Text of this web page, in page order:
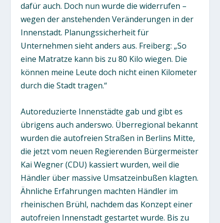
dafür auch. Doch nun wurde die widerrufen –
wegen der anstehenden Veränderungen in der
Innenstadt. Planungssicherheit für
Unternehmen sieht anders aus. Freiberg: „So
eine Matratze kann bis zu 80 Kilo wiegen. Die
können meine Leute doch nicht einen Kilometer
durch die Stadt tragen.“
Autoreduzierte Innenstädte gab und gibt es
übrigens auch anderswo. Überregional bekannt
wurden die autofreien Straßen in Berlins Mitte,
die jetzt vom neuen Regierenden Bürgermeister
Kai Wegner (CDU) kassiert wurden, weil die
Händler über massive Umsatzeinbußen klagten.
Ähnliche Erfahrungen machten Händler im
rheinischen Brühl, nachdem das Konzept einer
autofreien Innenstadt gestartet wurde. Bis zu